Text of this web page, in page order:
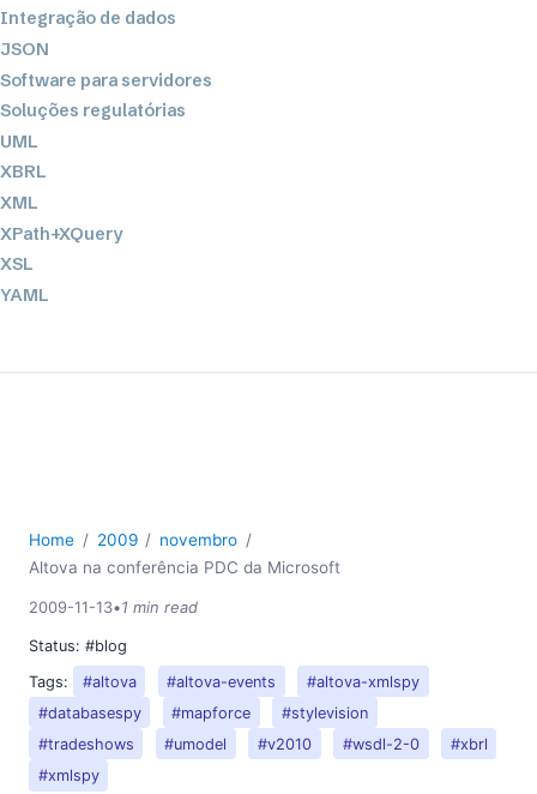
Integração de dados
JSON
Software para servidores
Soluções regulatórias
UML
XBRL
XML
XPath+XQuery
XSL
YAML
2025
2020
2019
2016
2015
2014
2013
2012
Home 2009
novembro
Altova na conferência PDC da Microsoft
2009-11-13•1 min read
Status: #blog
Tags:
#altova #altova-events
#altova-xmlspy
#databasespy
#mapforce
#stylevision
#tradeshows
#umodel #v2010 #wsdl-2-0
#xbrl
#xmlspy